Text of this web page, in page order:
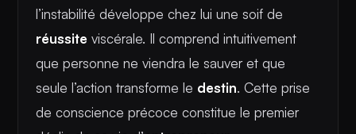
l’instabilité développe chez lui une soif de
réussite viscérale. Il comprend intuitivement
que personne ne viendra le sauver et que
seule l’action transforme le destin. Cette prise
de conscience précoce constitue le premier